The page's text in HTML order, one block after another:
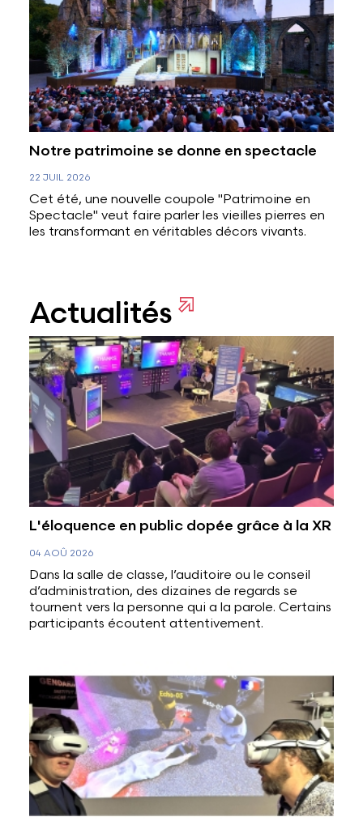
Notre patrimoine se donne en spectacle
22 JUIL 2026
Cet été, une nouvelle coupole "Patrimoine en
Spectacle" veut faire parler les vieilles pierres en
les transformant en véritables décors vivants.
Actualités
L'éloquence en public dopée grâce à la XR
04 AOÛ 2026
Dans la salle de classe, l’auditoire ou le conseil
d’administration, des dizaines de regards se
tournent vers la personne qui a la parole. Certains
participants écoutent attentivement.